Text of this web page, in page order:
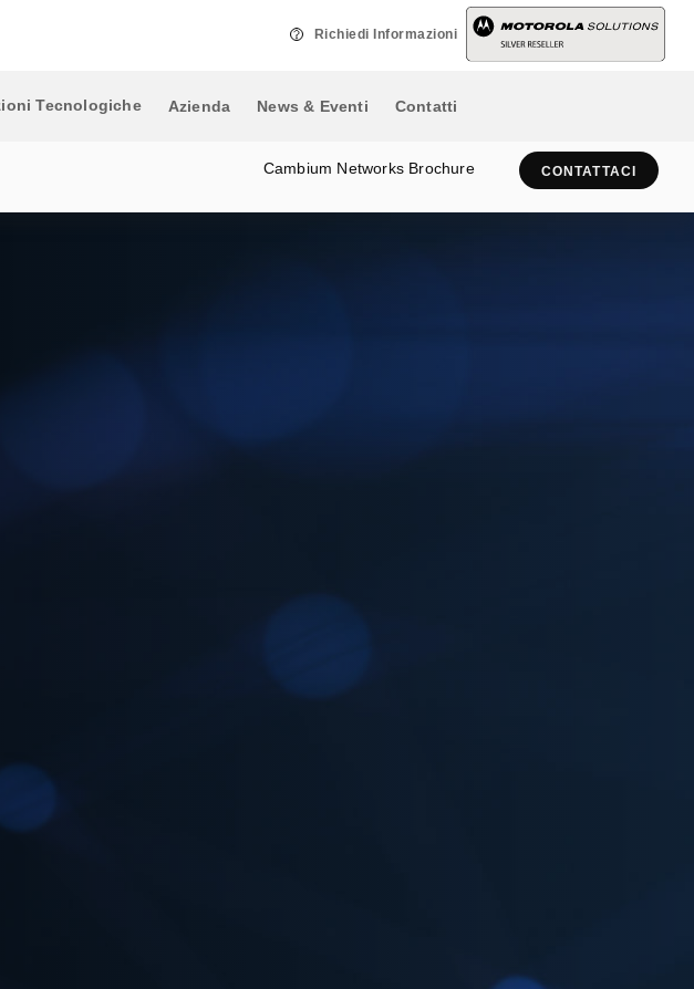
Richiedi Informazioni
nautiche, areonautiche, ripetitori
e stazioni base terminali per
sistemi multiaccesso.
vincente sulla concorrenza.
Tecnologiche Azienda News & Eventi Contatti
Cambium Networks Brochure CONTATTACI